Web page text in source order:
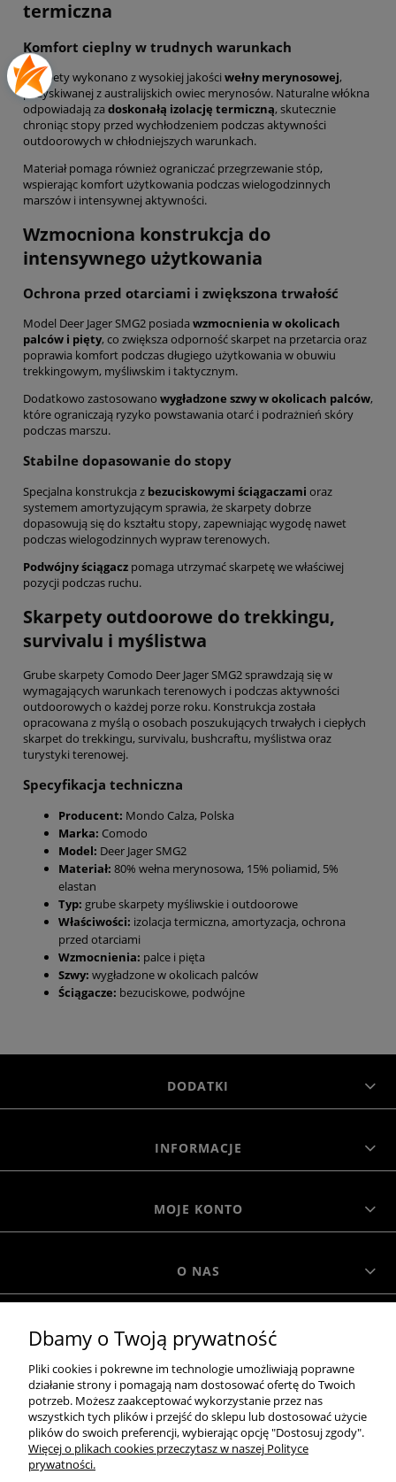
termiczna
Komfort cieplny w trudnych warunkach
Skarpety wykonano z wysokiej jakości wełny merynosowej,
pozyskiwanej z australijskich owiec merynosów. Naturalne włókna
odpowiadają za doskonałą izolację termiczną, skutecznie
chroniąc stopy przed wychłodzeniem podczas aktywności
outdoorowych w chłodniejszych warunkach.
Materiał pomaga również ograniczać przegrzewanie stóp,
wspierając komfort użytkowania podczas wielogodzinnych
marszów i intensywnej aktywności.
Wzmocniona konstrukcja do
intensywnego użytkowania
Ochrona przed otarciami i zwiększona trwałość
Model Deer Jager SMG2 posiada wzmocnienia w okolicach
palców i pięty, co zwiększa odporność skarpet na przetarcia oraz
poprawia komfort podczas długiego użytkowania w obuwiu
trekkingowym, myśliwskim i taktycznym.
Dodatkowo zastosowano wygładzone szwy w okolicach palców,
które ograniczają ryzyko powstawania otarć i podrażnień skóry
podczas marszu.
Stabilne dopasowanie do stopy
Specjalna konstrukcja z bezuciskowymi ściągaczami oraz
systemem amortyzującym sprawia, że skarpety dobrze
dopasowują się do kształtu stopy, zapewniając wygodę nawet
podczas wielogodzinnych wypraw terenowych.
Podwójny ściągacz pomaga utrzymać skarpetę we właściwej
pozycji podczas ruchu.
Skarpety outdoorowe do trekkingu,
survivalu i myślistwa
Grube skarpety Comodo Deer Jager SMG2 sprawdzają się w
wymagających warunkach terenowych i podczas aktywności
outdoorowych o każdej porze roku. Konstrukcja została
opracowana z myślą o osobach poszukujących trwałych i ciepłych
skarpet do trekkingu, survivalu, bushcraftu, myślistwa oraz
turystyki terenowej.
Specyfikacja techniczna
Producent: Mondo Calza, Polska
Marka: Comodo
Model: Deer Jager SMG2
Materiał: 80% wełna merynosowa, 15% poliamid, 5%
elastan
Typ: grube skarpety myśliwskie i outdoorowe
Właściwości: izolacja termiczna, amortyzacja, ochrona
przed otarciami
Wzmocnienia: palce i pięta
Szwy: wygładzone w okolicach palców
Ściągacze: bezuciskowe, podwójne
DODATKI
INFORMACJE
MOJE KONTO
O NAS
MOROWO
WSZELKIE PRAWA ZASTRZEŻONE MOROWO © 2018
realizacja:
Dbamy o Twoją prywatność
Pliki cookies i pokrewne im technologie umożliwiają poprawne
działanie strony i pomagają nam dostosować ofertę do Twoich
potrzeb. Możesz zaakceptować wykorzystanie przez nas
wszystkich tych plików i przejść do sklepu lub dostosować użycie
plików do swoich preferencji, wybierając opcję "Dostosuj zgody".
Więcej o plikach cookies przeczytasz w naszej Polityce
prywatności.